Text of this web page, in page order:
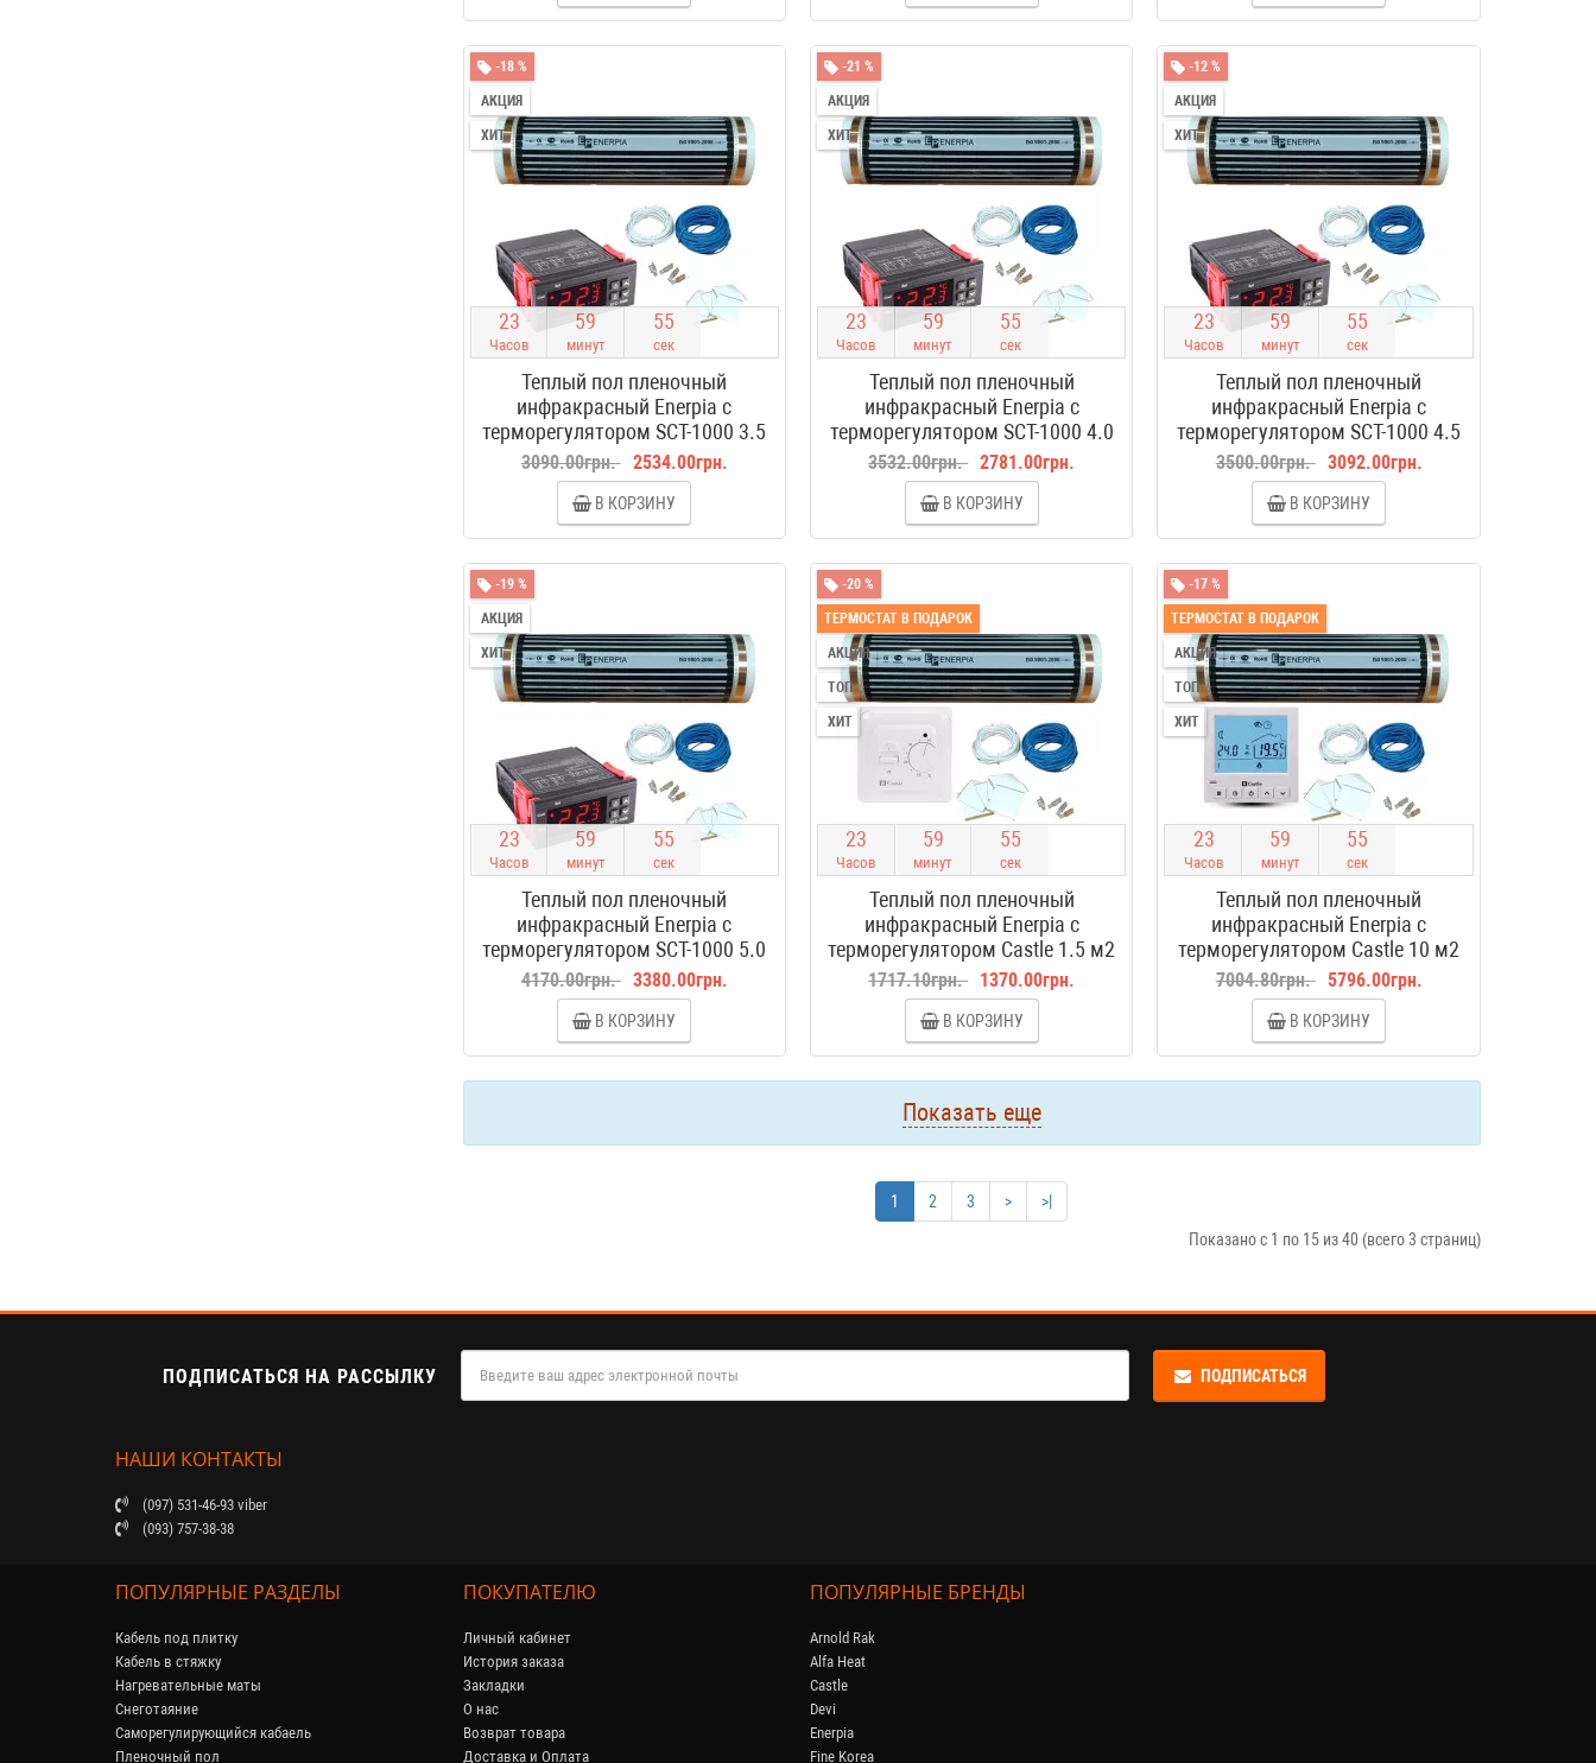
-18 %
АКЦИЯ
ХИТ
23
Часов
59
минут
54
сек
Теплый пол пленочный
инфракрасный Enerpia с
терморегулятором SCT-1000 3.5
м2
3090.00грн. 2534.00грн.
В КОРЗИНУ
-21 %
АКЦИЯ
ХИТ
23
Часов
59
минут
54
сек
Теплый пол пленочный
инфракрасный Enerpia с
терморегулятором SCT-1000 4.0
м2
3532.00грн. 2781.00грн.
В КОРЗИНУ
-12 %
АКЦИЯ
ХИТ
23
Часов
59
минут
54
сек
Теплый пол пленочный
инфракрасный Enerpia с
терморегулятором SCT-1000 4.5
м2
3500.00грн. 3092.00грн.
В КОРЗИНУ
-19 %
АКЦИЯ
ХИТ
23
Часов
59
минут
54
сек
Теплый пол пленочный
инфракрасный Enerpia с
терморегулятором SCT-1000 5.0
м2
4170.00грн. 3380.00грн.
В КОРЗИНУ
-20 %
ТЕРМОСТАТ В ПОДАРОК
АКЦИЯ
ТОП
ХИТ
23
Часов
59
минут
54
сек
Теплый пол пленочный
инфракрасный Enerpia с
терморегулятором Castle 1.5 м2
1717.10грн. 1370.00грн.
В КОРЗИНУ
-17 %
ТЕРМОСТАТ В ПОДАРОК
АКЦИЯ
ТОП
ХИТ
23
Часов
59
минут
54
сек
Теплый пол пленочный
инфракрасный Enerpia с
терморегулятором Castle 10 м2
7004.80грн. 5796.00грн.
В КОРЗИНУ
Показать еще
1 2 3 >
>|
Показано с 1 по 15 из 40 (всего 3 страниц)
ПОДПИСАТЬСЯ НА РАССЫЛКУ ПОДПИСАТЬСЯ
НАШИ КОНТАКТЫ
(097) 531-46-93 viber
(093) 757-38-38
ПОПУЛЯРНЫЕ РАЗДЕЛЫ
Кабель под плитку
Кабель в стяжку
Нагревательные маты
Снеготаяние
Саморегулирующийся кабaель
Пленочный пол
ПОКУПАТЕЛЮ
Личный кабинет
История заказа
Закладки
О нас
Возврат товара
Доставка и Оплата
ПОПУЛЯРНЫЕ БРЕНДЫ
Arnold Rak
Alfa Heat
Castle
Devi
Enerpia
Fine Korea